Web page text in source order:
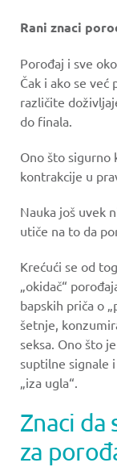
Rani znaci
Porođaj i sve
Čak i ako se
različite
do finala.
Ono što sigurno
kontrakcije u
Nauka još uvek
utiče na to da
Krećući se od
„okidač“
bapskih priča o
šetnje,
seksa. Ono što
suptilne signale
„iza ugla“.
Znaci da
za